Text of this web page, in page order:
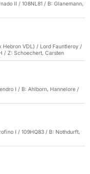
II / 108NL81 / B: Glanemann,
Hebron VDL) / Lord Fauntleroy /
/ Z: Schoechert, Carsten
I / B: Ahlborn, Hannelore /
I / 109HQ83 / B: Nothdurft,